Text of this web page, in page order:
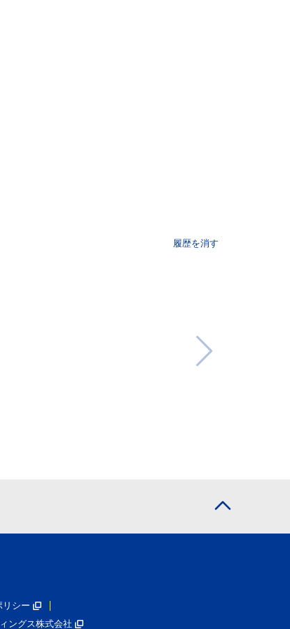
履歴を消す
リシー
ングス株式会社